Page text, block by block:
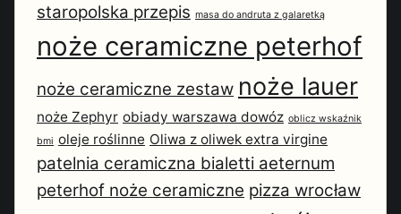
staropolska przepis masa do andruta z galaretką
noże ceramiczne peterhof
noże ceramiczne zestaw noże lauer
noże Zephyr obiady warszawa dowóz oblicz wskaźnik
bmi oleje roślinne Oliwa z oliwek extra virgine
patelnia ceramiczna bialetti aeternum
peterhof noże ceramiczne pizza wrocław